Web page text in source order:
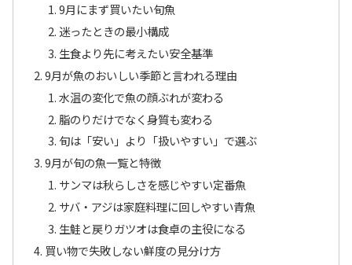
9月にまず買いたい旬魚
迷ったときの最小構成
生食より先に考えたい安全基準
9月が魚のおいしい季節と言われる理由
水温の変化で魚の顔ぶれが変わる
脂のりだけでなく身質も変わる
旬は「安い」より「扱いやすい」で選ぶ
9月が旬の魚一覧と特徴
サンマは秋らしさを感じやすい定番魚
サバ・アジは家庭料理に回しやすい青魚
生鮭と戻りガツオは食卓の主役になる
買い物で失敗しない鮮度の見分け方